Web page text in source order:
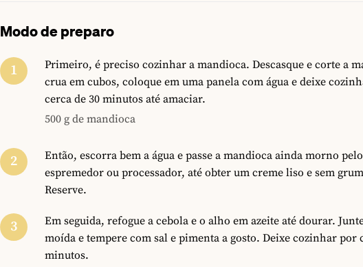
Modo de preparo
Primeiro, é preciso cozinhar a mandioca. Descasque e corte a
crua em cubos, coloque em uma panela com água e deixe
cerca de 30 minutos até amaciar.
500 g de mandioca
Então, escorra bem a água e passe a mandioca ainda morno pelo
espremedor ou processador, até obter um creme liso e sem
Reserve.
Em seguida, refogue a cebola e o alho em azeite até dourar.
moída e tempere com sal e pimenta a gosto. Deixe cozinhar por
minutos.